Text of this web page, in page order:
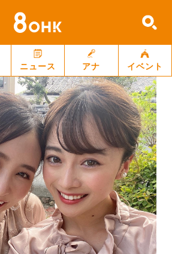
ニュース アナ イベント